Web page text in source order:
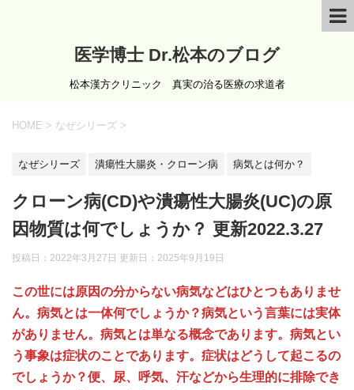
医学博士 Dr.松本のブログ
松本漢方クリニック 真実の治る医療の求道者
HOME > なぜシリーズ >
なぜシリーズ 潰瘍性大腸炎・クローン病 病気とは何か？
クローン病(CD)や潰瘍性大腸炎(UC)の原
因物質は何でしょうか？ 更新2022.3.27
投稿日：2022年3月27日 更新日： 2025年9月19日
この世には原因の分からない病気などはひとつもありませ
ん。病気とは一体何でしょうか？病気という言葉には実体
がありません。病気とは単なる概念であります。病気とい
う事象は症状のことであります。症状はどうして起こるの
でしょうか？便、尿、呼気、汗などから生理的に排除でき